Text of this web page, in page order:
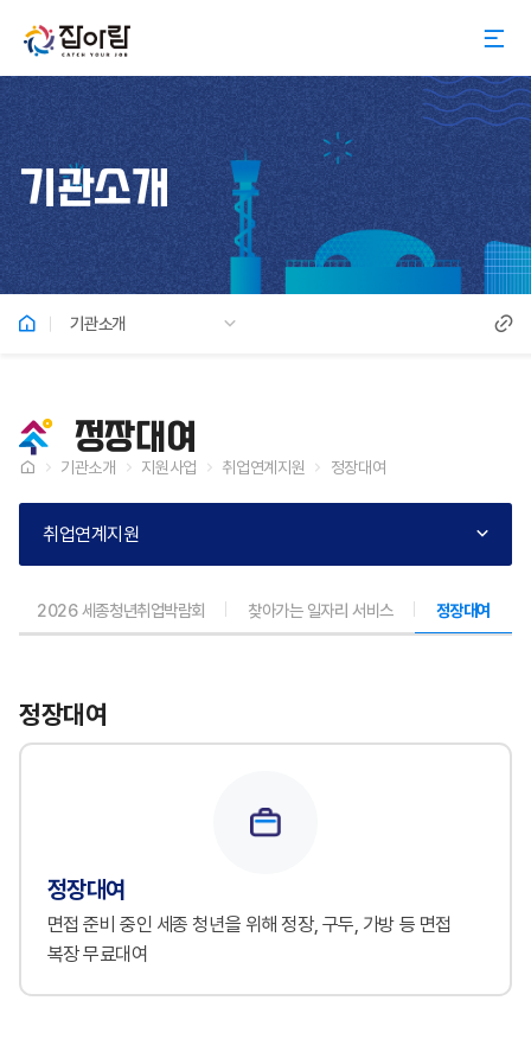
기관소개
기관소개
정장대여
기관소개 지원사업 취업연계지원 정장대여
취업연계지원
2026 세종청년취업박람회 찾아가는 일자리 서비스 정장대여
정장대여
정장대여
면접 준비 중인 세종 청년을 위해 정장, 구두, 가방 등 면접
복장 무료대여